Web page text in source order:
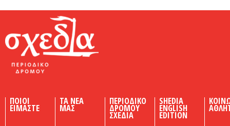
ΠΟΙΟΙ
ΕΙΜΑΣΤΕ
ΤΑ ΝΕΑ
ΜΑΣ
ΠΕΡΙΟΔΙΚΟ
ΔΡΟΜΟΥ
ΣΧΕΔΙΑ
SHEDIA
ENGLISH
EDITION